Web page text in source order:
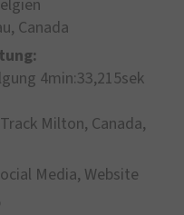
Canada
4min:33,215sek
Milton, Canada,
Media, Website